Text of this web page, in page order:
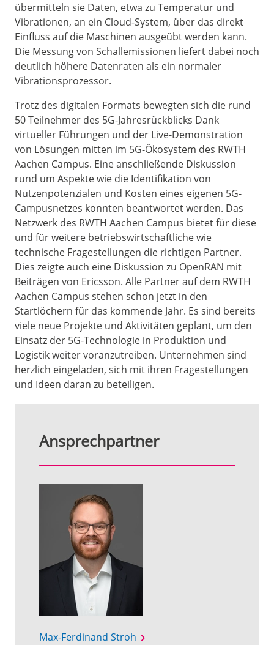
übermitteln sie Daten, etwa zu Temperatur und
Vibrationen, an ein Cloud-System, über das direkt
Einfluss auf die Maschinen ausgeübt werden kann.
Die Messung von Schallemissionen liefert dabei noch
deutlich höhere Datenraten als ein normaler
Vibrationsprozessor.
Trotz des digitalen Formats bewegten sich die rund
50 Teilnehmer des 5G-Jahresrückblicks Dank
virtueller Führungen und der Live-Demonstration
von Lösungen mitten im 5G-Ökosystem des RWTH
Aachen Campus. Eine anschließende Diskussion
rund um Aspekte wie die Identifikation von
Nutzenpotenzialen und Kosten eines eigenen 5G-
Campusnetzes konnten beantwortet werden. Das
Netzwerk des RWTH Aachen Campus bietet für diese
und für weitere betriebswirtschaftliche wie
technische Fragestellungen die richtigen Partner.
Dies zeigte auch eine Diskussion zu OpenRAN mit
Beiträgen von Ericsson. Alle Partner auf dem RWTH
Aachen Campus stehen schon jetzt in den
Startlöchern für das kommende Jahr. Es sind bereits
viele neue Projekte und Aktivitäten geplant, um den
Einsatz der 5G-Technologie in Produktion und
Logistik weiter voranzutreiben. Unternehmen sind
herzlich eingeladen, sich mit ihren Fragestellungen
und Ideen daran zu beteiligen.
Ansprechpartner
Max-Ferdinand Stroh